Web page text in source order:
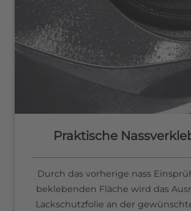
Praktische
Durch das vorherige nass
beklebenden Fläche wird das
Lackschutzfolie an der